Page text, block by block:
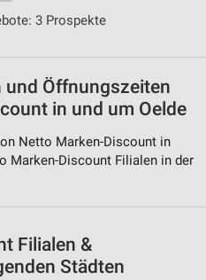
3 Prospekte
und Öffnungszeiten
in und um Oelde
Netto Marken-Discount in
Marken-Discount Filialen in der
Filialen &
Städten